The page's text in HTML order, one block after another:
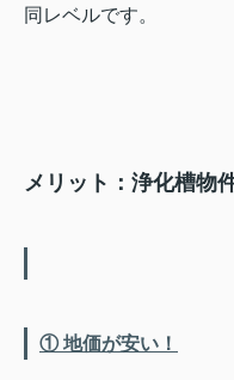
同レベルです。
メリット：浄化槽物
① 地価が安い！